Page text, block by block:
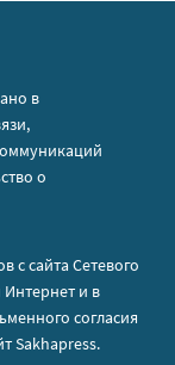
в
о
с сайта Сетевого
Интернет и в
согласия
Sakhapress.